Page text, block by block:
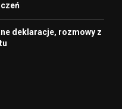
deklaracje, rozmowy z